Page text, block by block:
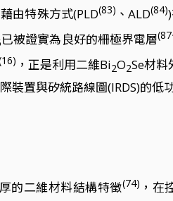
由特殊方式(PLD(83) 、ALD(84)
已被證實為良好的柵極界電層
，正是利用二維Bi2O2Se材
裝置與矽統路線圖(IRDS)的低
的二維材料結構特徵(74) ，在